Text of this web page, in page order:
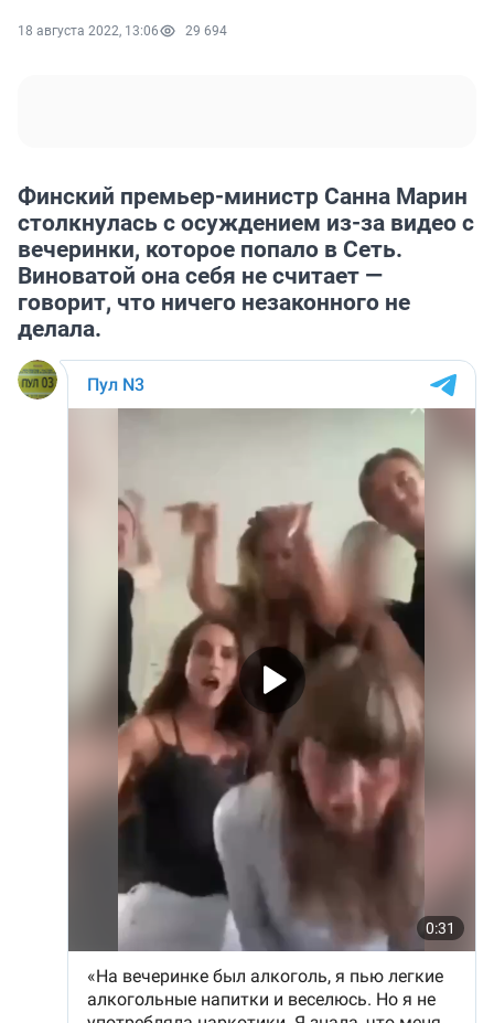
18 августа 2022, 13:06 29 694
Финский премьер-министр Санна Марин
столкнулась с осуждением из-за видео с
вечеринки, которое попало в Сеть.
Виноватой она себя не считает —
говорит, что ничего незаконного не
делала.